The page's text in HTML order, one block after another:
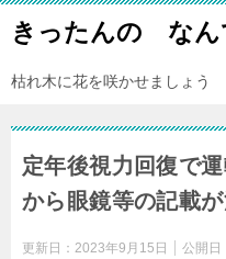
きったんの なん
枯れ木に花を咲かせましょう
定年後視力回復で
から眼鏡等の記載
更新日： 2023年9月15日 公開日